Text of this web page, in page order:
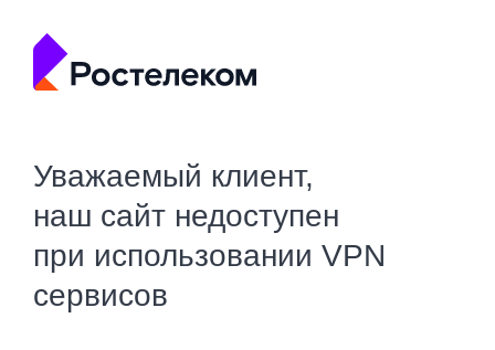
Уважаемый клиент,
наш сайт недоступен
при использовании VPN
сервисов